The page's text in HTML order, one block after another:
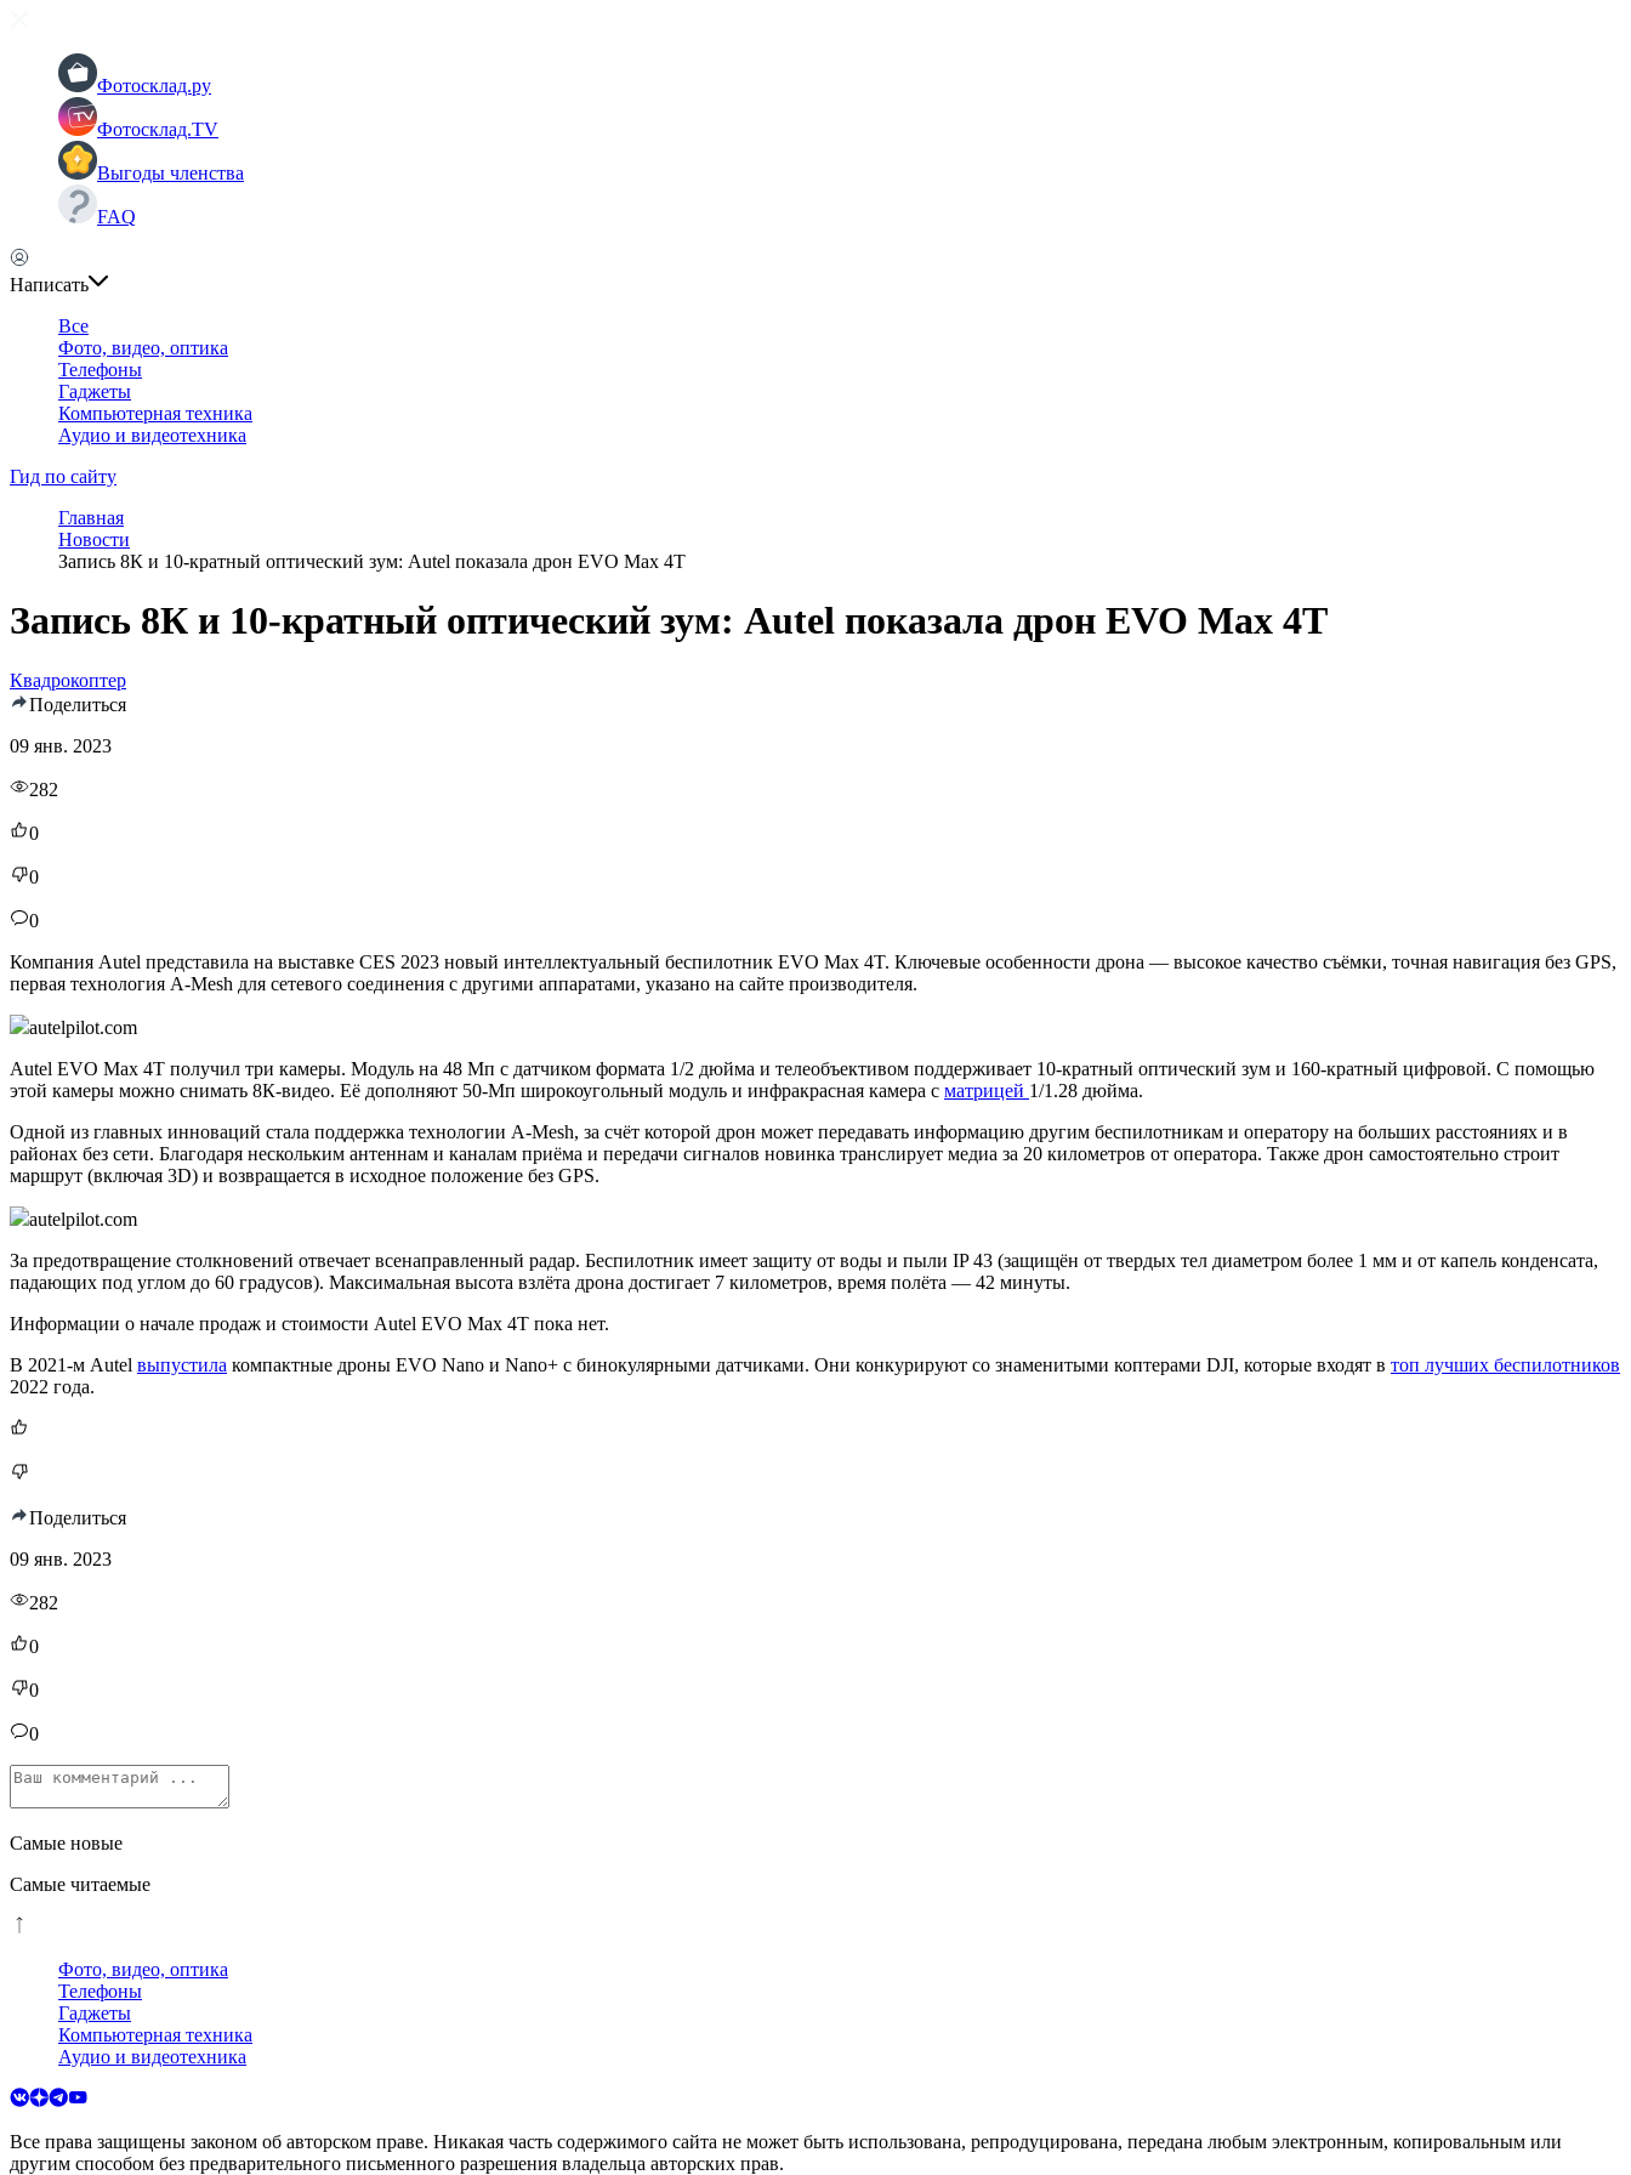
Фотосклад.ру
Фотосклад.TV
Выгоды членства
FAQ
Написать
Все
Фото, видео, оптика
Телефоны
Гаджеты
Компьютерная техника
Аудио и видеотехника
Гид по сайту
Главная
Новости
Запись 8К и 10-кратный оптический зум: Autel показала дрон EVO Max 4T
Запись 8К и 10-кратный оптический зум: Autel показала дрон EVO Max 4T
Квадрокоптер
Поделиться
09 янв. 2023
282
0
0
0
Компания Autel представила на выставке CES 2023 новый интеллектуальный беспилотник EVO Max 4T. Ключевые особенности дрона — высокое качество съёмки, точная навигация без GPS,
первая технология A-Mesh для сетевого соединения с другими аппаратами, указано на сайте производителя.
autelpilot.com
Autel EVO Max 4T получил три камеры. Модуль на 48 Мп с датчиком формата 1/2 дюйма и телеобъективом поддерживает 10-кратный оптический зум и 160-кратный цифровой. С помощью
этой камеры можно снимать 8К-видео. Её дополняют 50-Мп широкоугольный модуль и инфракрасная камера с матрицей 1/1.28 дюйма.
Одной из главных инноваций стала поддержка технологии A-Mesh, за счёт которой дрон может передавать информацию другим беспилотникам и оператору на больших расстояниях и в
районах без сети. Благодаря нескольким антеннам и каналам приёма и передачи сигналов новинка транслирует медиа за 20 километров от оператора. Также дрон самостоятельно строит
маршрут (включая 3D) и возвращается в исходное положение без GPS.
autelpilot.com
За предотвращение столкновений отвечает всенаправленный радар. Беспилотник имеет защиту от воды и пыли IP 43 (защищён от твердых тел диаметром более 1 мм и от капель конденсата,
падающих под углом до 60 градусов). Максимальная высота взлёта дрона достигает 7 километров, время полёта — 42 минуты.
Информации о начале продаж и стоимости Autel EVO Max 4T пока нет.
В 2021-м Autel выпустила компактные дроны EVO Nano и Nano+ с бинокулярными датчиками. Они конкурируют со знаменитыми коптерами DJI, которые входят в топ лучших беспилотников
2022 года.
Поделиться
09 янв. 2023
282
0
0
0
Самые новые
Самые читаемые
Фото, видео, оптика
Телефоны
Гаджеты
Компьютерная техника
Аудио и видеотехника
Все права защищены законом об авторском праве. Никакая часть содержимого сайта не может быть использована, репродуцирована, передана любым электронным, копировальным или
другим способом без предварительного письменного разрешения владельца авторских прав.